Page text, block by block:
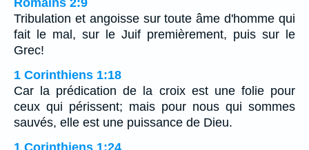
Tribulation et angoisse sur toute âme d'homme qui
fait le mal, sur le Juif premièrement, puis sur le
Grec!
1 Corinthiens 1:18
Car la prédication de la croix est une folie pour
ceux qui périssent; mais pour nous qui sommes
sauvés, elle est une puissance de Dieu.
1 Corinthiens 1:24